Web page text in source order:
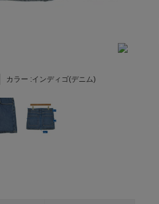
カラー :インディゴ(デニム)